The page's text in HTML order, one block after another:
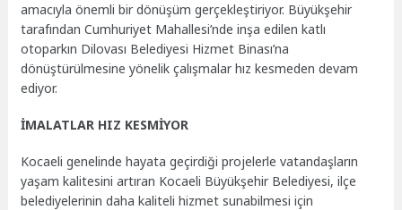
amacıyla önemli bir dönüşüm gerçekleştiriyor. Büyükşehir
tarafından Cumhuriyet Mahallesi’nde inşa edilen katlı
otoparkın Dilovası Belediyesi Hizmet Binası’na
dönüştürülmesine yönelik çalışmalar hız kesmeden devam
ediyor.
İMALATLAR HIZ KESMİYOR
Kocaeli genelinde hayata geçirdiği projelerle vatandaşların
yaşam kalitesini artıran Kocaeli Büyükşehir Belediyesi, ilçe
belediyelerinin daha kaliteli hizmet sunabilmesi için